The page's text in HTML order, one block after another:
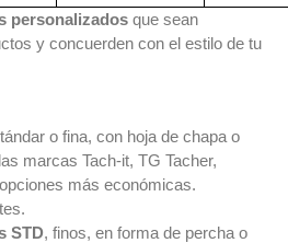
personalizados que sean
y concuerden con el estilo de tu
o fina, con hoja de chapa o
marcas Tach-it, TG Tacher,
más económicas.
STD, finos, en forma de percha o